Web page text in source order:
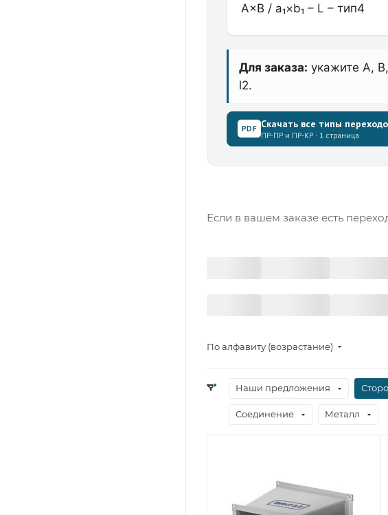
A×B / a₁×b₁ – L – тип4
Для заказа: укажите A,
l2.
PDF Скачать все типы
ПР-ПР и ПР-КР · 1 страница
Если в вашем заказе есть
По алфавиту (возрастание)
Наши предложения
Соединение Металл